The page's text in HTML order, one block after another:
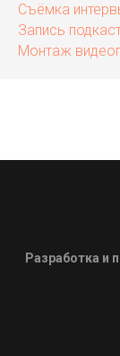
Съёмка
Запись
Монтаж
Разработка и